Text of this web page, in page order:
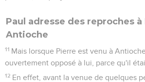
Paul adresse des reproches à
Antioche
11 Mais lorsque Pierre est venu à
ouvertement opposé à lui, parce qu'il
12 En effet, avant la venue de quelques